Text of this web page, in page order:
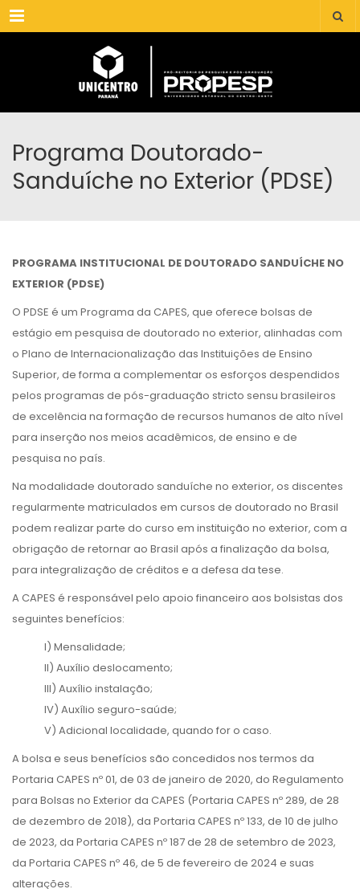
Menu
Programa Doutorado-
Sanduíche no Exterior (PDSE)
PROGRAMA INSTITUCIONAL DE DOUTORADO SANDUÍCHE NO
EXTERIOR (PDSE)
O PDSE é um Programa da CAPES, que oferece bolsas de
estágio em pesquisa de doutorado no exterior, alinhadas com
o Plano de Internacionalização das Instituições de Ensino
Superior, de forma a complementar os esforços despendidos
pelos programas de pós-graduação stricto sensu brasileiros
de excelência na formação de recursos humanos de alto nível
para inserção nos meios acadêmicos, de ensino e de
pesquisa no país.
Na modalidade doutorado sanduíche no exterior, os discentes
regularmente matriculados em cursos de doutorado no Brasil
podem realizar parte do curso em instituição no exterior, com a
obrigação de retornar ao Brasil após a finalização da bolsa,
para integralização de créditos e a defesa da tese.
A CAPES é responsável pelo apoio financeiro aos bolsistas dos
seguintes benefícios:
I) Mensalidade;
II) Auxílio deslocamento;
III) Auxílio instalação;
IV) Auxílio seguro-saúde;
V) Adicional localidade, quando for o caso.
A bolsa e seus benefícios são concedidos nos termos da
Portaria CAPES nº 01, de 03 de janeiro de 2020, do Regulamento
para Bolsas no Exterior da CAPES (Portaria CAPES nº 289, de 28
de dezembro de 2018), da Portaria CAPES nº 133, de 10 de julho
de 2023, da Portaria CAPES nº 187 de 28 de setembro de 2023,
da Portaria CAPES nº 46, de 5 de fevereiro de 2024 e suas
alterações.